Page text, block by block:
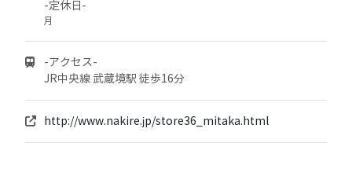
-定休日-
月
-アクセス-
JR中央線 武蔵境駅 徒歩16分
http://www.nakire.jp/store36_mitaka.html